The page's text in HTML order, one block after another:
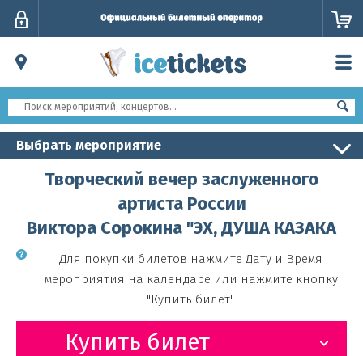
Выбрать мероприятие
Творческий вечер заслуженного
артиста России
Виктора Сорокина "ЭХ, ДУША КАЗАКА
Для покупки билетов нажмите Дату и Время
мероприятия на календаре или нажмите кнопку
"Купить билет".
Купить билет